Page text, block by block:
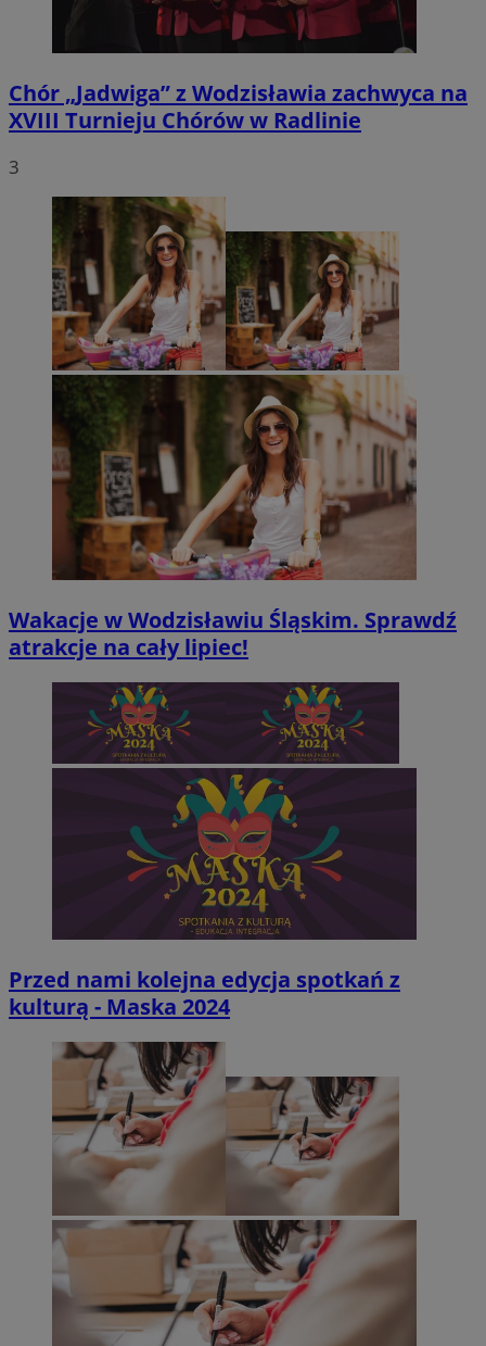
Chór „Jadwiga” z Wodzisławia zachwyca na
XVIII Turnieju Chórów w Radlinie
3
Wakacje w Wodzisławiu Śląskim. Sprawdź
atrakcje na cały lipiec!
Przed nami kolejna edycja spotkań z
kulturą - Maska 2024